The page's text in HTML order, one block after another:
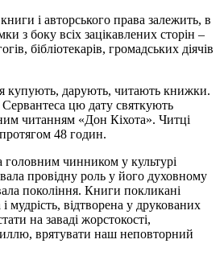
і авторського права залежить, в
з боку всіх зацікавлених сторін –
бібліотекарів, громадських діячів
купують, дарують, читають книжки.
Сервантеса цю дату святкують
читанням «Дон Кіхота». Читці
48 годин.
головним чинником у культурі
провідну роль у його духовному
покоління. Книги покликані
мудрість, відтворена у друкованих
на заваді жорстокості,
врятувати наш неповторний